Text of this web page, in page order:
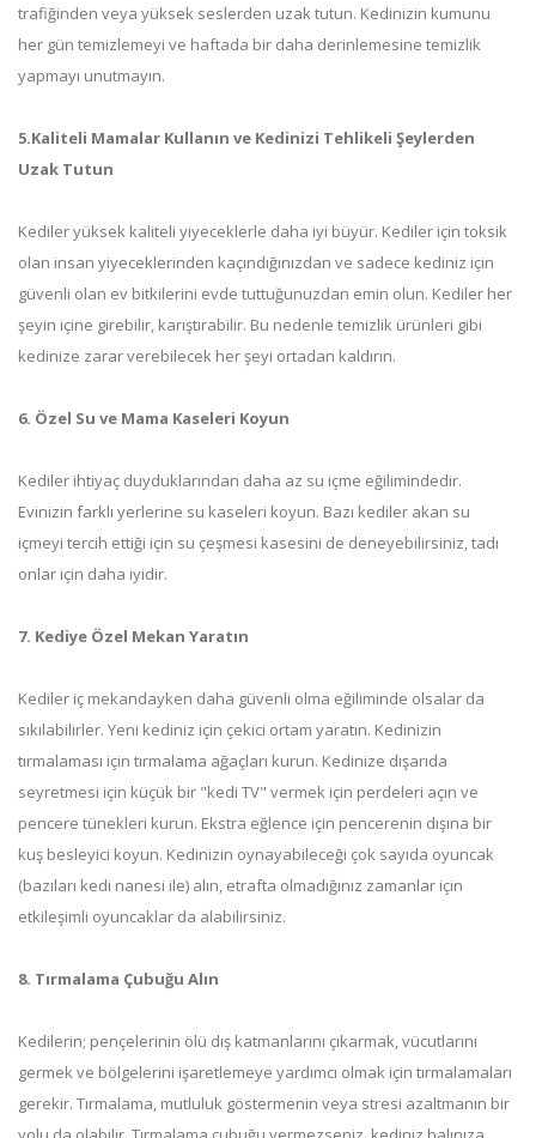
trafiğinden veya yüksek seslerden uzak tutun. Kedinizin kumunu
her gün temizlemeyi ve haftada bir daha derinlemesine temizlik
yapmayı unutmayın.
5.Kaliteli Mamalar Kullanın ve Kedinizi Tehlikeli Şeylerden
Uzak Tutun
Kediler yüksek kaliteli yiyeceklerle daha iyi büyür. Kediler için toksik
olan insan yiyeceklerinden kaçındığınızdan ve sadece kediniz için
güvenli olan ev bitkilerini evde tuttuğunuzdan emin olun. Kediler her
şeyin içine girebilir, karıştırabilir. Bu nedenle temizlik ürünleri gibi
kedinize zarar verebilecek her şeyi ortadan kaldırın.
6. Özel Su ve Mama Kaseleri Koyun
Kediler ihtiyaç duyduklarından daha az su içme eğilimindedir.
Evinizin farklı yerlerine su kaseleri koyun. Bazı kediler akan su
içmeyi tercih ettiği için su çeşmesi kasesini de deneyebilirsiniz, tadı
onlar için daha iyidir.
7. Kediye Özel Mekan Yaratın
Kediler iç mekandayken daha güvenli olma eğiliminde olsalar da
sıkılabilirler. Yeni kediniz için çekici ortam yaratın. Kedinizin
tırmalaması için tırmalama ağaçları kurun. Kedinize dışarıda
seyretmesi için küçük bir "kedi TV" vermek için perdeleri açın ve
pencere tünekleri kurun. Ekstra eğlence için pencerenin dışına bir
kuş besleyici koyun. Kedinizin oynayabileceği çok sayıda oyuncak
(bazıları kedi nanesi ile) alın, etrafta olmadığınız zamanlar için
etkileşimli oyuncaklar da alabilirsiniz.
8. Tırmalama Çubuğu Alın
Kedilerin; pençelerinin ölü dış katmanlarını çıkarmak, vücutlarını
germek ve bölgelerini işaretlemeye yardımcı olmak için tırmalamaları
gerekir. Tırmalama, mutluluk göstermenin veya stresi azaltmanın bir